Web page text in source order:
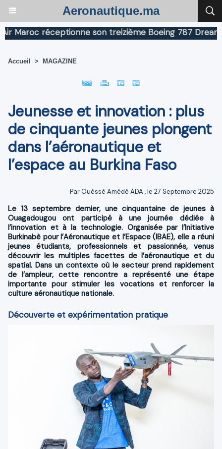
Aeronautique.ma
réceptionne son treizième Boeing 787 Dreamliner
Accueil > MAGAZINE
Jeunesse et innovation : plus
de cinquante jeunes plongent
dans l’aéronautique et
l’espace au Burkina Faso
ParOuèssè Amédé ADA , le 27 Septembre 2025
Le 13 septembre dernier, une cinquantaine de jeunes à
Ouagadougou ont participé à une journée dédiée à
l’innovation et à la technologie. Organisée par l’Initiative
Burkinabè pour l’Aéronautique et l’Espace (IBAE), elle a réuni
jeunes étudiants, professionnels et passionnés, venus
découvrir les multiples facettes de l’aéronautique et du
spatial. Dans un contexte où le secteur prend rapidement
de l’ampleur, cette rencontre a représenté une étape
importante pour stimuler les vocations et renforcer la
culture aéronautique nationale.
Découverte et expérimentation pratique